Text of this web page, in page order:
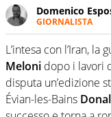
Domenico
GIORNALISTA
Da vent’anni in
in tutte le sue
calcio e per la
serissima, guai
L’intesa con l’Iran, la
Meloni dopo i lavori
disputa un’edizione
Évian-les-Bains